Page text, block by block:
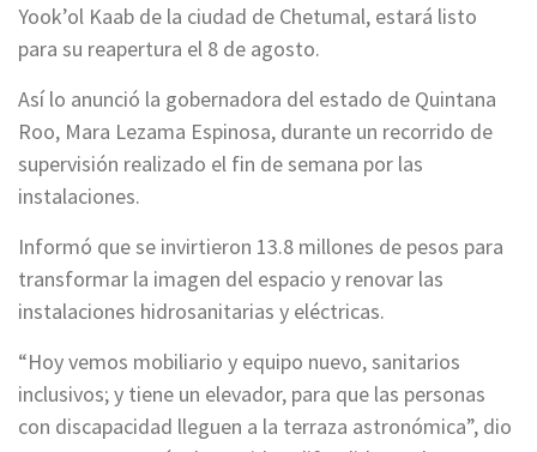
Yook’ol Kaab de la ciudad de Chetumal, estará listo
para su reapertura el 8 de agosto.
Así lo anunció la gobernadora del estado de Quintana
Roo, Mara Lezama Espinosa, durante un recorrido de
supervisión realizado el fin de semana por las
instalaciones.
Informó que se invirtieron 13.8 millones de pesos para
transformar la imagen del espacio y renovar las
instalaciones hidrosanitarias y eléctricas.
“Hoy vemos mobiliario y equipo nuevo, sanitarios
inclusivos; y tiene un elevador, para que las personas
con discapacidad lleguen a la terraza astronómica”, dio